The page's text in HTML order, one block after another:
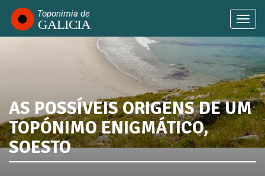
Passar
para
SABIA QUE...
AS POSSÍVEIS ORIGENS DE UM
TOPÓNIMO ENIGMÁTICO,
SOESTO